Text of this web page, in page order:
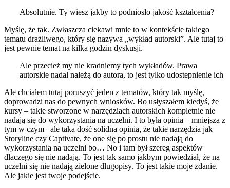
Absolutnie. Ty wiesz jakby to podniosło jakość kształcenia?
Myślę, że tak. Zwłaszcza ciekawi mnie to w kontekście takiego
tematu drażliwego, który się nazywa „wykład autorski”. Ale tutaj to
jest pewnie temat na kilka godzin dyskusji.
Ale przecież my nie kradniemy tych wykładów. Prawa
autorskie nadal należą do autora, to jest tylko udostepnienie ich
Ale chciałem tutaj poruszyć jeden z tematów, który tak myślę,
doprowadzi nas do pewnych wniosków. Bo usłyszałem kiedyś, że
kursy – takie stworzone w narzędziach autorskich kompletnie nie
nadają się do wykorzystania na uczelni. I to była opinia – mniejsza z
tym w czym –ale taka dość solidna opinia, że takie narzędzia jak
Storyline czy Captivate, że one się po prostu nie nadają do
wykorzystania na uczelni bo… No i tam był szereg aspektów
dlaczego się nie nadają. To jest tak samo jakbym powiedział, że na
uczelni się nie nadają zielone długopisy. To jest takie moje zdanie.
Ale jakie jest twoje podejście.